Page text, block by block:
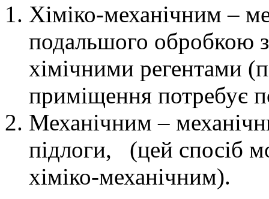
Хіміко-механічним –
подальшого обробкою
хімічними регентами
приміщення потребує
Механічним –
підлоги, (цей спосіб
хіміко-механічним).